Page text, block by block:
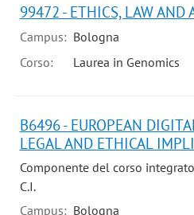
99472 - ETHICS, LAW AND
Campus: Bologna
Corso:
Laurea in Genomics
B6496 - EUROPEAN
LEGAL AND ETHICAL
Componente del corso
C.I.
Campus: Bologna